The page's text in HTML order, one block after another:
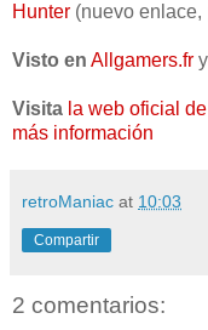
Hunter (nuevo enlace,
Visto en Allgamers.fr
Visita la web oficial
más información
retroManiac at 10:03
Compartir
2 comentarios: